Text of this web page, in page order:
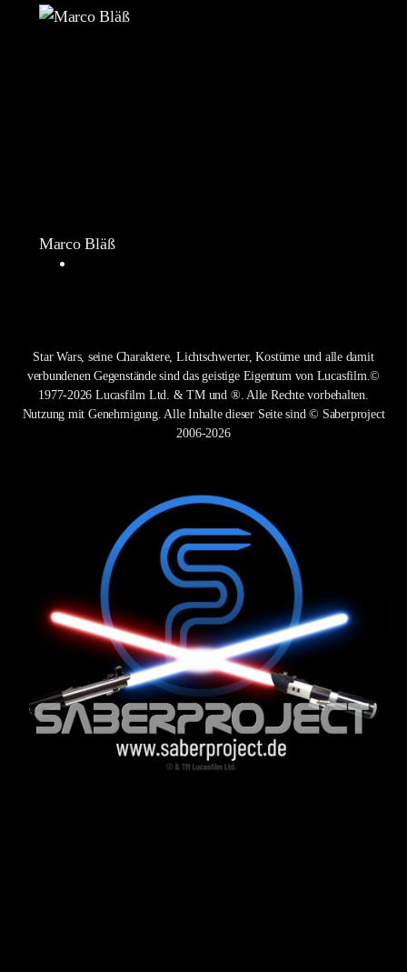
Marco Bläß
Star Wars, seine Charaktere, Lichtschwerter, Kostüme und alle damit
verbundenen Gegenstände sind das geistige Eigentum von Lucasfilm.©
1977-2026 Lucasfilm Ltd. & TM und ®. Alle Rechte vorbehalten.
Nutzung mit Genehmigung. Alle Inhalte dieser Seite sind © Saberproject
2006-2026